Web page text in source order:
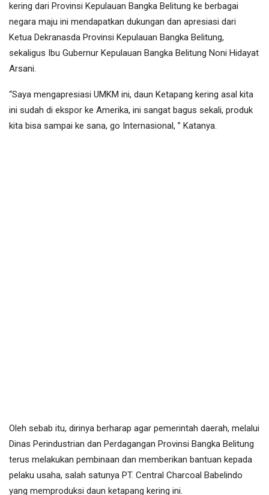
kering dari Provinsi Kepulauan Bangka Belitung ke berbagai
negara maju ini mendapatkan dukungan dan apresiasi dari
Ketua Dekranasda Provinsi Kepulauan Bangka Belitung,
sekaligus Ibu Gubernur Kepulauan Bangka Belitung Noni Hidayat
Arsani.
“Saya mengapresiasi UMKM ini, daun Ketapang kering asal kita
ini sudah di ekspor ke Amerika, ini sangat bagus sekali, produk
kita bisa sampai ke sana, go Internasional, ” Katanya.
Oleh sebab itu, dirinya berharap agar pemerintah daerah, melalui
Dinas Perindustrian dan Perdagangan Provinsi Bangka Belitung
terus melakukan pembinaan dan memberikan bantuan kepada
pelaku usaha, salah satunya PT. Central Charcoal Babelindo
yang memproduksi daun ketapang kering ini.